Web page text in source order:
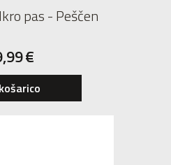
pas - Peščen
€